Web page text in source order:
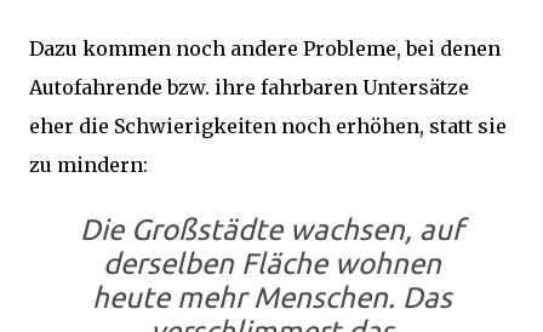
Dazu kommen noch andere Probleme, bei denen
Autofahrende bzw. ihre fahrbaren Untersätze
eher die Schwierigkeiten noch erhöhen, statt sie
zu mindern:
Die Großstädte wachsen, auf
derselben Fläche wohnen
heute mehr Menschen. Das